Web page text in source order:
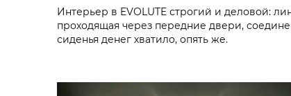
Интерьер в EVOLUTE строгий и деловой:
проходящая через передние двери,
сиденья денег хватило, опять же.